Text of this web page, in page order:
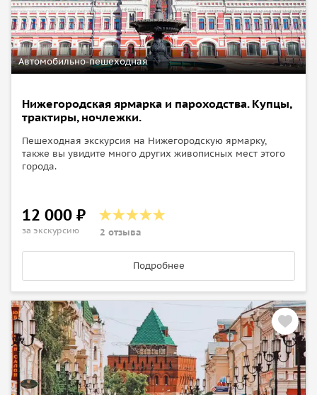
Автомобильно-пешеходная
Нижегородская ярмарка и пароходства. Купцы,
трактиры, ночлежки.
Пешеходная экскурсия на Нижегородскую ярмарку,
также вы увидите много других живописных мест этого
города.
12 000 ₽
за экскурсию 2 отзыва
Подробнее